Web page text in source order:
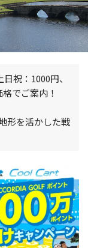
祝：1000円、
でご案内！
形を活かした戦